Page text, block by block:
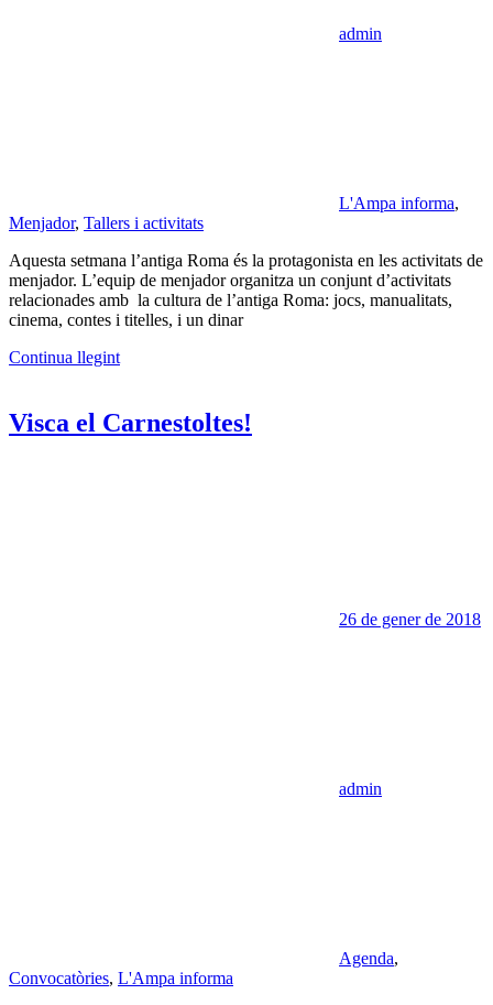
admin
L'Ampa informa,
Menjador, Tallers i activitats
Aquesta setmana l’antiga Roma és la protagonista en les activitats de
menjador. L’equip de menjador organitza un conjunt d’activitats
relacionades amb la cultura de l’antiga Roma: jocs, manualitats,
cinema, contes i titelles, i un dinar
Continua llegint
Visca el Carnestoltes!
26 de gener de 2018
admin
Agenda,
Convocatòries, L'Ampa informa